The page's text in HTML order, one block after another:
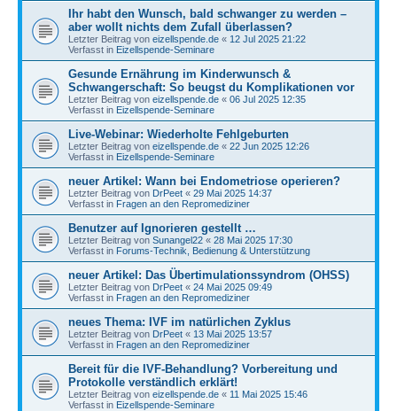
Ihr habt den Wunsch, bald schwanger zu werden –
aber wollt nichts dem Zufall überlassen?
Letzter Beitrag von eizellspende.de « 12 Jul 2025 21:22
Verfasst in Eizellspende-Seminare
Gesunde Ernährung im Kinderwunsch &
Schwangerschaft: So beugst du Komplikationen vor
Letzter Beitrag von eizellspende.de « 06 Jul 2025 12:35
Verfasst in Eizellspende-Seminare
Live-Webinar: Wiederholte Fehlgeburten
Letzter Beitrag von eizellspende.de « 22 Jun 2025 12:26
Verfasst in Eizellspende-Seminare
neuer Artikel: Wann bei Endometriose operieren?
Letzter Beitrag von DrPeet « 29 Mai 2025 14:37
Verfasst in Fragen an den Repromediziner
Benutzer auf Ignorieren gestellt …
Letzter Beitrag von Sunangel22 « 28 Mai 2025 17:30
Verfasst in Forums-Technik, Bedienung & Unterstützung
neuer Artikel: Das Übertimulationssyndrom (OHSS)
Letzter Beitrag von DrPeet « 24 Mai 2025 09:49
Verfasst in Fragen an den Repromediziner
neues Thema: IVF im natürlichen Zyklus
Letzter Beitrag von DrPeet « 13 Mai 2025 13:57
Verfasst in Fragen an den Repromediziner
Bereit für die IVF-Behandlung? Vorbereitung und
Protokolle verständlich erklärt!
Letzter Beitrag von eizellspende.de « 11 Mai 2025 15:46
Verfasst in Eizellspende-Seminare